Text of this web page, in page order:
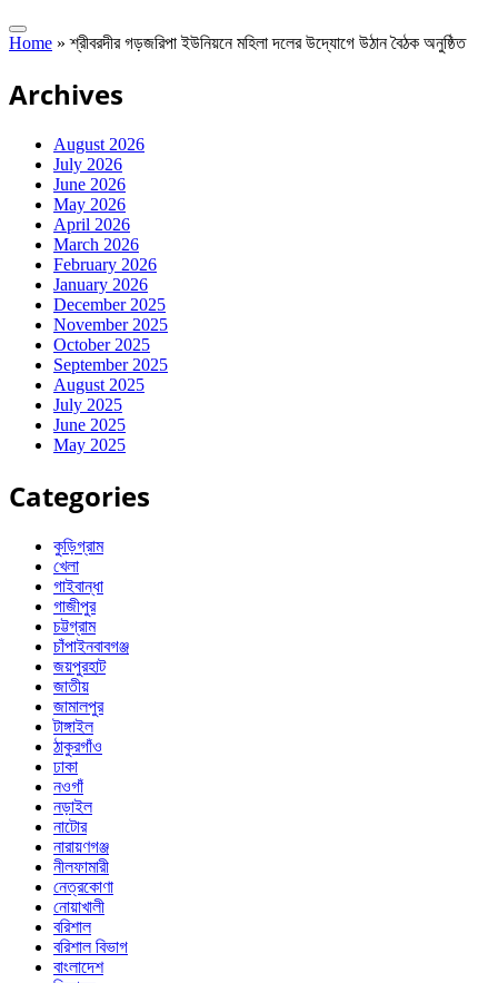
Home »শ্রীবরদীর গড়জরিপা ইউনিয়নে মহিলা দলের উদ্যোগে উঠান বৈঠক অনুষ্ঠিত
Archives
August 2026
July 2026
June 2026
May 2026
April 2026
March 2026
February 2026
January 2026
December 2025
November 2025
October 2025
September 2025
August 2025
July 2025
June 2025
May 2025
Categories
কুড়িগ্রাম
খেলা
গাইবান্ধা
গাজীপুর
চট্টগ্রাম
চাঁপাইনবাবগঞ্জ
জয়পুরহাট
জাতীয়
জামালপুর
টাঙ্গাইল
ঠাকুরগাঁও
ঢাকা
নওগাঁ
নড়াইল
নাটোর
নারায়ণগঞ্জ
নীলফামারী
নেত্রকোণা
নোয়াখালী
বরিশাল
বরিশাল বিভাগ
বাংলাদেশ